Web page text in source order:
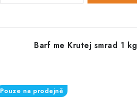
Barf me Krutej smrad 1 kg
Pouze na prodejně